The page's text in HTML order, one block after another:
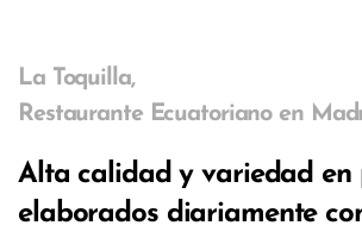
La Toquilla,
Restaurante Ecuatoriano en
Alta calidad y variedad en
elaborados diariamente